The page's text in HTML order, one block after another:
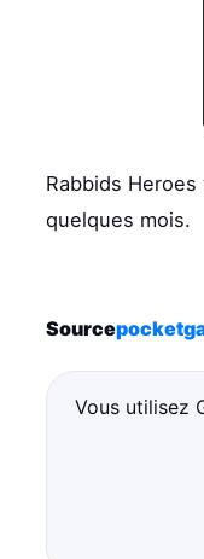
Rabbids Heroes
quelques mois.
Source
Vous utilisez